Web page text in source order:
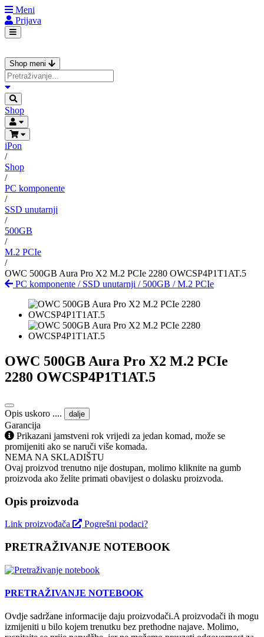
Meni
Prijava
Shop meni
Shop
iPon
/
Shop
/
PC komponente
/
SSD unutarnji
/
500GB
/
M.2 PCIe
/
OWC 500GB Aura Pro X2 M.2 PCIe 2280 OWCSP4P1T1AT.5
PC komponente / SSD unutarnji / 500GB /M.2 PCIe
OWC 500GB Aura Pro X2 M.2 PCIe
2280 OWCSP4P1T1AT.5
Opis uskoro .... dalje
Garancija
Prikazani jamstveni rok vrijedi za jedan komad, može se
promijeniti ako se naruči više komada.
NEMA NA SKLADIŠTU
Ovaj proizvod trenutno nije dostupan, molimo kliknite na gumb
proizvoda ako želite primati obavijest o dolasku proizvoda.
Opis proizvoda
Link proizvođača Pogrešni podaci?
PRETRAŽIVANJE NOTEBOOK
PRETRAŽIVANJE NOTEBOOK
Ovdje sadržane informacije daju proizvodači.A proizvodači ih mogu
izmijeniti u bilo kojem trenutku bez prethodne najave. Molimo,